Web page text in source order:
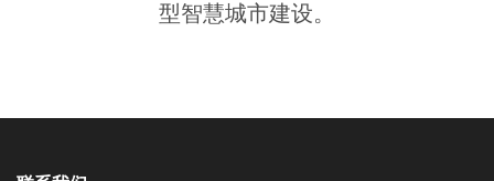
型智慧城市建设。